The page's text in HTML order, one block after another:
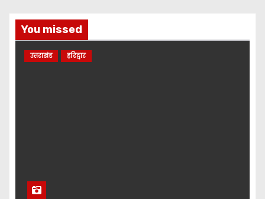
You missed
उत्तराखंड हरिद्वार